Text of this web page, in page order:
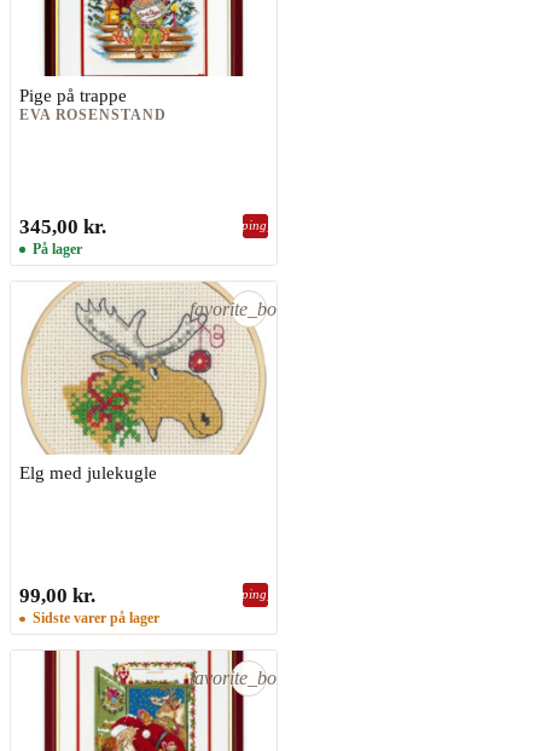
Pige på trappe
EVA ROSENSTAND
345,00 kr. shopping_bag
På lager
favorite_border
Elg med julekugle
99,00 kr. shopping_bag
Sidste varer på lager
favorite_border